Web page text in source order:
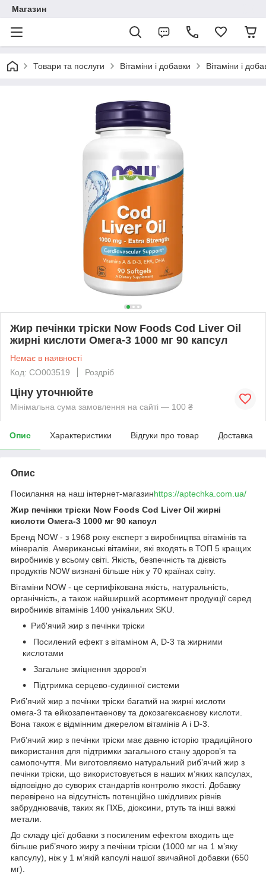
Магазин
Товари та послуги Вітаміни і добавки Вітаміни і
Жир печінки тріски Now Foods Cod Liver Oil
жирні кислоти Омега-3 1000 мг 90 капсул
Немає в наявності
Код: CO003519
Роздріб
Ціну уточнюйте
Мінімальна сума замовлення на сайті — 100 ₴
Опис Характеристики Відгуки про товар Доставка
Опис
Посилання на наш інтернет-магазинhttps://aptechka.com.ua/
Жир печінки тріски Now Foods Cod Liver Oil жирні
кислоти Омега-3 1000 мг 90 капсул
Бренд NOW - з 1968 року експерт з виробництва вітамінів та
мінералів. Американські вітаміни, які входять в ТОП 5 кращих
виробників у всьому світі. Якість, безпечність та дієвість
продуктів NOW визнані більше ніж у 70 країнах світу.
Вітаміни NOW - це сертифікована якість, натуральність,
органічність, а також найширший асортимент продукції серед
виробників вітамінів 1400 унікальних SKU.
Риб'ячий жир з печінки тріски
Посилений ефект з вітаміном А, D-3 та жирними
кислотами
Загальне зміцнення здоров'я
Підтримка серцево-судинної системи
Риб’ячий жир з печінки тріски багатий на жирні кислоти
омега-3 та ейкозапентаенову та докозагексаєнову кислоти.
Вона також є відмінним джерелом вітамінів А і D-3.
Риб’ячий жир з печінки тріски має давню історію традиційного
використання для підтримки загального стану здоров’я та
самопочуття. Ми виготовляємо натуральний риб’ячий жир з
печінки тріски, що використовується в наших м’яких капсулах,
відповідно до суворих стандартів контролю якості. Добавку
перевірено на відсутність потенційно шкідливих рівнів
забруднювачів, таких як ПХБ, діоксини, ртуть та інші важкі
метали.
До складу цієї добавки з посиленим ефектом входить ще
більше риб’ячого жиру з печінки тріски (1000 мг на 1 м’яку
капсулу), ніж у 1 м’якій капсулі нашої звичайної добавки (650
мг).